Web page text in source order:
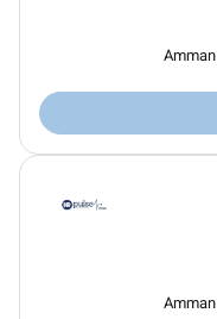
Amman
Amman